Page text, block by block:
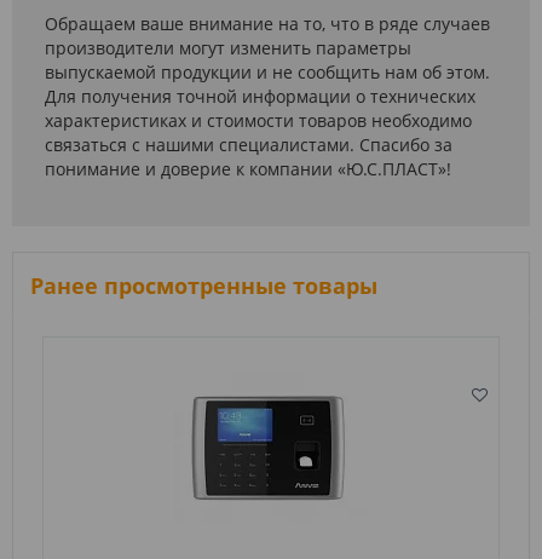
Обращаем ваше внимание на то, что в ряде случаев
производители могут изменить параметры
выпускаемой продукции и не сообщить нам об этом.
Для получения точной информации о технических
характеристиках и стоимости товаров необходимо
связаться с нашими специалистами. Спасибо за
понимание и доверие к компании «Ю.С.ПЛАСТ»!
Ранее просмотренные товары